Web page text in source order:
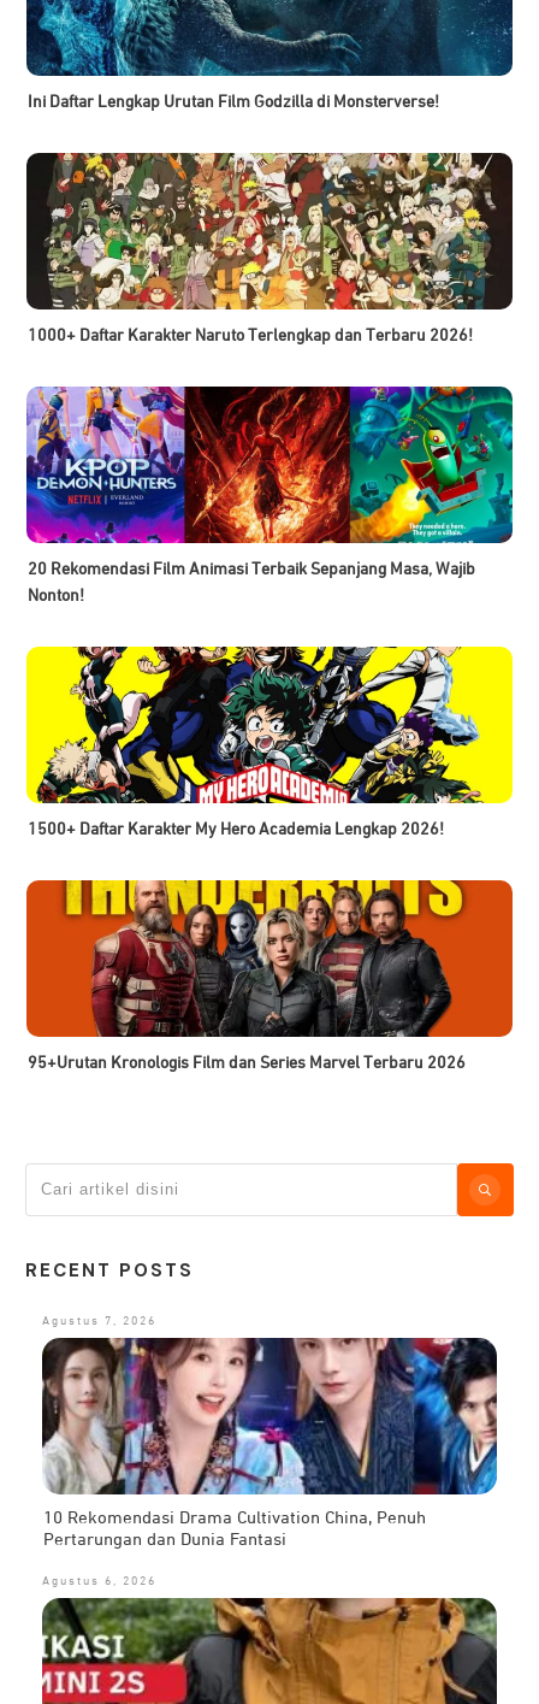
Ini Daftar Lengkap Urutan Film Godzilla di Monsterverse!
1000+ Daftar Karakter Naruto Terlengkap dan Terbaru 2026!
20 Rekomendasi Film Animasi Terbaik Sepanjang Masa, Wajib
Nonton!
1500+ Daftar Karakter My Hero Academia Lengkap 2026!
95+Urutan Kronologis Film dan Series Marvel Terbaru 2026
RECENT POSTS
Agustus 7, 2026
10 Rekomendasi Drama Cultivation China, Penuh
Pertarungan dan Dunia Fantasi
Agustus 6, 2026